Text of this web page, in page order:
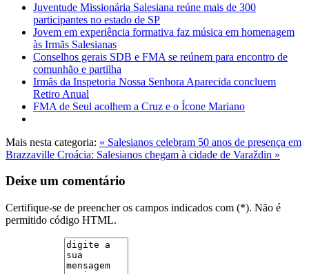
Juventude Missionária Salesiana reúne mais de 300
participantes no estado de SP
Jovem em experiência formativa faz música em homenagem
às Irmãs Salesianas
Conselhos gerais SDB e FMA se reúnem para encontro de
comunhão e partilha
Irmãs da Inspetoria Nossa Senhora Aparecida concluem
Retiro Anual
FMA de Seul acolhem a Cruz e o Ícone Mariano
Mais nesta categoria: « Salesianos celebram 50 anos de presença em
Brazzaville Croácia: Salesianos chegam à cidade de Varaždin »
Deixe um comentário
Certifique-se de preencher os campos indicados com (*). Não é
permitido código HTML.